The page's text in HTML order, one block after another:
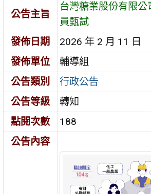
公告主旨
台灣糖業股份有限
員甄試
發佈日期
2026 年 2 月 11 日
發佈單位
輔導組
公告類別
行政公告
公告等級
轉知
點閱次數
188
公告內容